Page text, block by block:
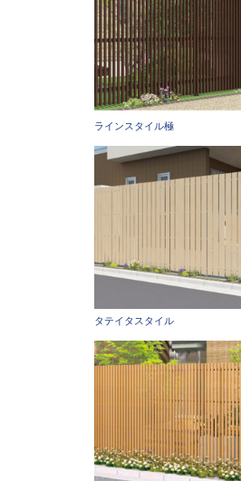
ラインスタイル極
タテイタスタイル